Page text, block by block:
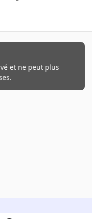
et ne peut plus